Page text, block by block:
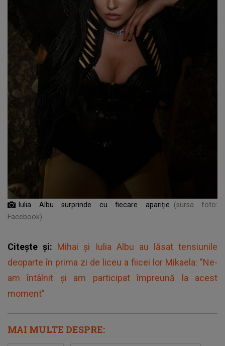
Iulia Albu surprinde cu fiecare apariție
(sursa foto:
Facebook)
Citește și: Mihai și Iulia Albu au lăsat tensiunile
deoparte în prima zi de liceu a fiicei lor Mikaela: ”Ne-
am întâlnit și am participat împreună la acest
moment”
MAI MULTE DESPRE: